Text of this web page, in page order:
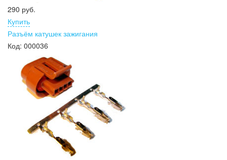
290 руб.
Купить
Разъём катушек зажигания
Код: 000036